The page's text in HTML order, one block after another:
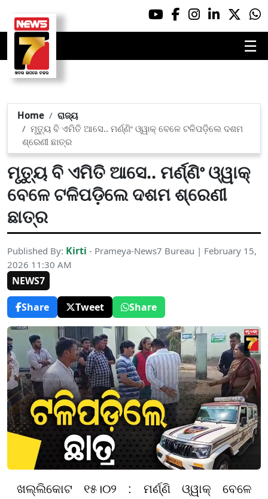
☰
Home
ରାଜ୍ୟ
ମୃତ୍ୟୁ ବି ଏମିତି ଆସେ.. ମର୍ଣ୍ଣିଂ ଓ୍ୱାକ୍ ବେଳେ ଟଳିପଡ଼ିଲେ ଦଶମ
ଶ୍ରେଣୀ ଛାତ୍ର
ମୃତ୍ୟୁ ବି ଏମିତି ଆସେ.. ମର୍ଣ୍ଣିଂ ଓ୍ୱାକ୍
ବେଳେ ଟଳିପଡ଼ିଲେ ଦଶମ ଶ୍ରେଣୀ
ଛାତ୍ର
Published By: Kirti - Prameya-News7 Bureau | February 15,
2026 11:30 AM
NEWS7
Share
Tweet Share
ଖଲ୍ଲିକୋଟ ୧୫।୦୨ : ମର୍ଣ୍ଣି ଓ୍ୱାକ୍ ବେଳେ